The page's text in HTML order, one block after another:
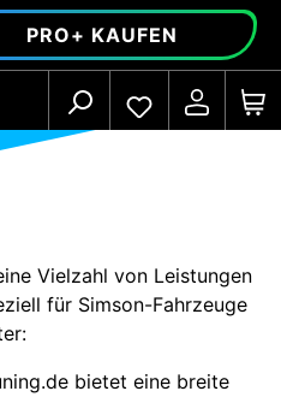
PRO+ KAUFEN
Vielzahl von Leistungen
für Simson-Fahrzeuge
bietet eine breite